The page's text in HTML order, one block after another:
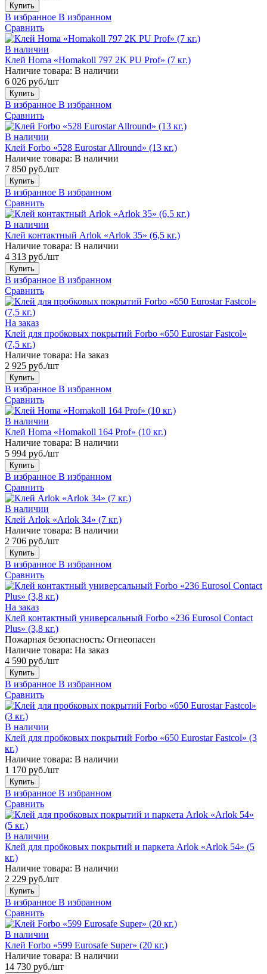
Купить
В избранное В избранном
Сравнить
В наличии
Клей Homa «Homakoll 797 2K PU Prof» (7 кг.)
Наличие товара: В наличии
6 026 руб./шт
Купить
В избранное В избранном
Сравнить
В наличии
Клей Forbo «528 Eurostar Allround» (13 кг.)
Наличие товара: В наличии
7 850 руб./шт
Купить
В избранное В избранном
Сравнить
В наличии
Клей контактный Arlok «Arlok 35» (6,5 кг.)
Наличие товара: В наличии
4 313 руб./шт
Купить
В избранное В избранном
Сравнить
На заказ
Клей для пробковых покрытий Forbo «650 Eurostar Fastcol»
(7,5 кг.)
Наличие товара: На заказ
2 925 руб./шт
Купить
В избранное В избранном
Сравнить
В наличии
Клей Homa «Homakoll 164 Prof» (10 кг.)
Наличие товара: В наличии
5 994 руб./шт
Купить
В избранное В избранном
Сравнить
В наличии
Клей Arlok «Arlok 34» (7 кг.)
Наличие товара: В наличии
2 706 руб./шт
Купить
В избранное В избранном
Сравнить
На заказ
Клей контактный универсальный Forbo «236 Eurosol Contact
Plus» (3,8 кг.)
Пожарная безопасность: Огнеопасен
Наличие товара: На заказ
4 590 руб./шт
Купить
В избранное В избранном
Сравнить
В наличии
Клей для пробковых покрытий Forbo «650 Eurostar Fastcol» (3
кг.)
Наличие товара: В наличии
1 170 руб./шт
Купить
В избранное В избранном
Сравнить
В наличии
Клей для пробковых покрытий и паркета Arlok «Arlok 54» (5
кг.)
Наличие товара: В наличии
2 229 руб./шт
Купить
В избранное В избранном
Сравнить
В наличии
Клей Forbo «599 Eurosafe Super» (20 кг.)
Наличие товара: В наличии
14 730 руб./шт